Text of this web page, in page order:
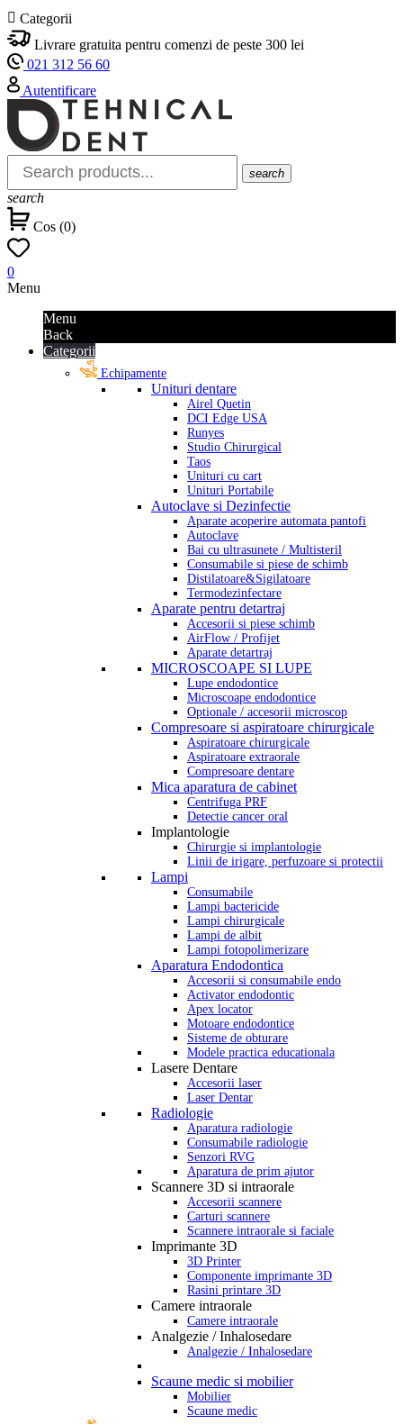
 Categorii
Livrare gratuita pentru comenzi de peste 300 lei
021 312 56 60
Autentificare
search
search
Cos (0)
0
Menu
Menu
Back
Categorii
Echipamente
Unituri dentare
Airel Quetin
DCI Edge USA
Runyes
Studio Chirurgical
Taos
Unituri cu cart
Unituri Portabile
Autoclave si Dezinfectie
Aparate acoperire automata pantofi
Autoclave
Bai cu ultrasunete / Multisteril
Consumabile si piese de schimb
Distilatoare&Sigilatoare
Termodezinfectare
Aparate pentru detartraj
Accesorii si piese schimb
AirFlow / Profijet
Aparate detartraj
MICROSCOAPE SI LUPE
Lupe endodontice
Microscoape endodontice
Optionale / accesorii microscop
Compresoare si aspiratoare chirurgicale
Aspiratoare chirurgicale
Aspiratoare extraorale
Compresoare dentare
Mica aparatura de cabinet
Centrifuga PRF
Detectie cancer oral
Implantologie
Chirurgie si implantologie
Linii de irigare, perfuzoare si protectii
Lampi
Consumabile
Lampi bactericide
Lampi chirurgicale
Lampi de albit
Lampi fotopolimerizare
Aparatura Endodontica
Accesorii si consumabile endo
Activator endodontic
Apex locator
Motoare endodontice
Sisteme de obturare
Modele practica educationala
Lasere Dentare
Accesorii laser
Laser Dentar
Radiologie
Aparatura radiologie
Consumabile radiologie
Senzori RVG
Aparatura de prim ajutor
Scannere 3D si intraorale
Accesorii scannere
Carturi scannere
Scannere intraorale si faciale
Imprimante 3D
3D Printer
Componente imprimante 3D
Rasini printare 3D
Camere intraorale
Camere intraorale
Analgezie / Inhalosedare
Analgezie / Inhalosedare
Scaune medic si mobilier
Mobilier
Scaune medic